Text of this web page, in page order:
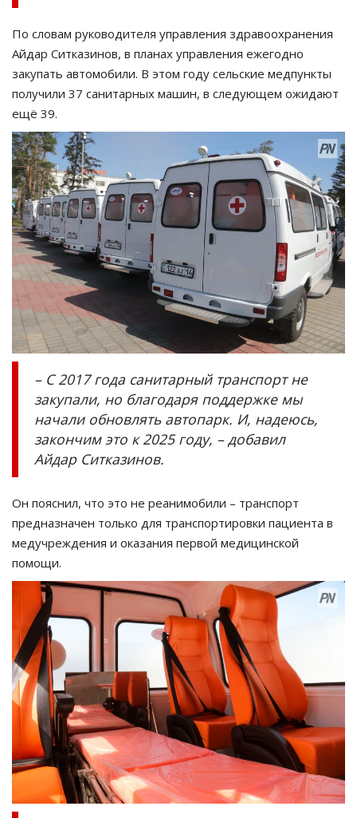
По словам руководителя управления здравоохранения
Айдар Ситказинов, в планах управления ежегодно
закупать автомобили. В этом году сельские медпункты
получили 37 санитарных машин, в следующем ожидают
ещё 39.
– С 2017 года санитарный транспорт не
закупали, но благодаря поддержке мы
начали обновлять автопарк. И, надеюсь,
закончим это к 2025 году, – добавил
Айдар Ситказинов.
Он пояснил, что это не реанимобили – транспорт
предназначен только для транспортировки пациента в
медучреждения и оказания первой медицинской
помощи.